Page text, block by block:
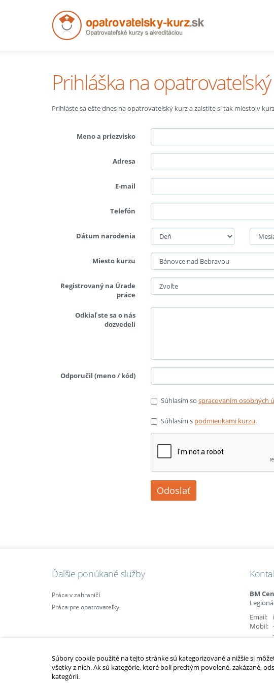
Prihláška na
Prihláste sa ešte dnes na opatrovateľský kurz a zaistite si tak miesto v
Meno a priezvisko
Adresa
E-mail
Telefón
Dátum narodenia
Miesto kurzu
Registrovaný na Úrade
práce
Odkiaľ ste sa o nás
dozvedeli
Odporučil (meno / kód)
Súhlasím so spracovaním osobných
Súhlasím s podmienkami kurzu.
Odoslať
Ďalšie ponúkané služby
Práca v zahraničí
Práca pre opatrovateľky
BM
Email:
Mobil:
2010 – 2014 © Copyright
Súbory cookie použité na tejto stránke sú kategorizované a nižšie si
všetky z nich. Ak sú kategórie, ktoré boli predtým povolené, zakázané,
kategórii.